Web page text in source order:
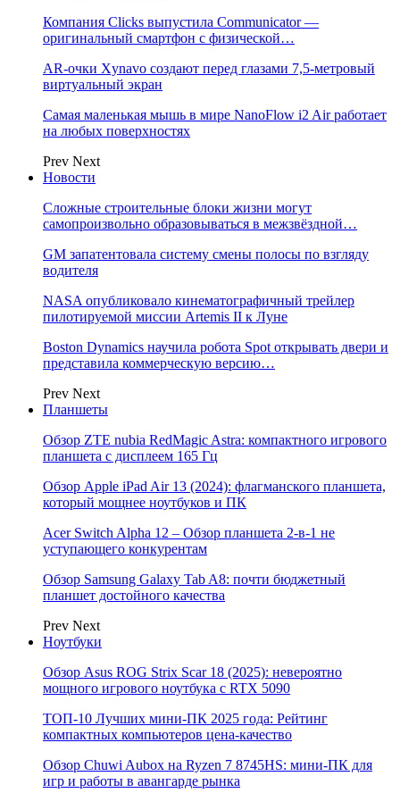
Компания Clicks выпустила Communicator —
оригинальный смартфон с физической…
AR-очки Xynavo создают перед глазами 7,5-метровый
виртуальный экран
Самая маленькая мышь в мире NanoFlow i2 Air работает
на любых поверхностях
Prev Next
Новости
Сложные строительные блоки жизни могут
самопроизвольно образовываться в межзвёздной…
GM запатентовала систему смены полосы по взгляду
водителя
NASA опубликовало кинематографичный трейлер
пилотируемой миссии Artemis II к Луне
Boston Dynamics научила робота Spot открывать двери и
представила коммерческую версию…
Prev Next
Планшеты
Обзор ZTE nubia RedMagic Astra: компактного игрового
планшета с дисплеем 165 Гц
Обзор Apple iPad Air 13 (2024): флагманского планшета,
который мощнее ноутбуков и ПК
Acer Switch Alpha 12 – Обзор планшета 2-в-1 не
уступающего конкурентам
Обзор Samsung Galaxy Tab A8: почти бюджетный
планшет достойного качества
Prev Next
Ноутбуки
Обзор Asus ROG Strix Scar 18 (2025): невероятно
мощного игрового ноутбука с RTX 5090
ТОП-10 Лучших мини-ПК 2025 года: Рейтинг
компактных компьютеров цена-качество
Обзор Chuwi Aubox на Ryzen 7 8745HS: мини-ПК для
игр и работы в авангарде рынка